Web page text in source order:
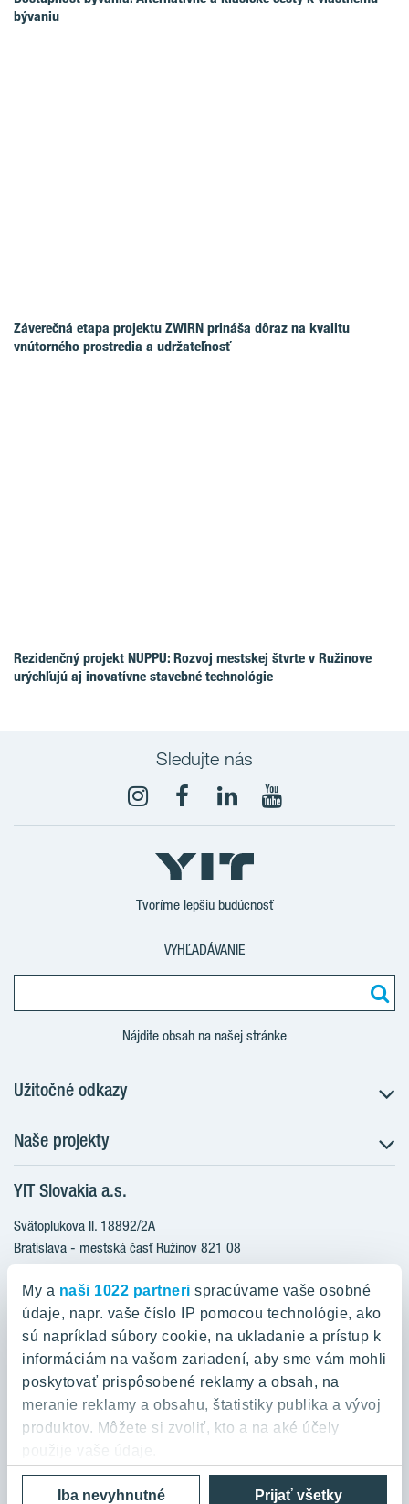
My a naši 1022 partneri spracúvame vaše osobné
údaje, napr. vaše číslo IP pomocou technológie, ako
sú napríklad súbory cookie, na ukladanie a prístup k
informáciám na vašom zariadení, aby sme vám mohli
poskytovať prispôsobené reklamy a obsah, na
meranie reklamy a obsahu, štatistiky publika a vývoj
produktov. Môžete si zvoliť, kto a na aké účely
Ak to povolíte, chceli by sme tiež: Prijať všetky
Iba nevyhnutné
bývaniu
Záverečná etapa projektu ZWIRN prináša dôraz na kvalitu
vnútorného prostredia a udržateľnosť
Rezidenčný projekt NUPPU: Rozvoj mestskej štvrte v Ružinove
urýchľujú aj inovatívne stavebné technológie
Sledujte nás
YouTube
Tvoríme lepšiu budúcnosť
VYHĽADÁVANIE
Nájdite obsah na našej stránke
Užitočné odkazy
O nás
Prečo bývať s nami
Udržateľnosť máme v DNA
Starostlivosť o zákazníkov
Financovanie
Služba Starý za nový
Služba zariadenia bytu
Novinky a médiá
Kariéra
Kontakt
Naše projekty
Družstevné bývanie
NUPPU
ZWIRN
MLYNÁRKA
ZWIRN OFFICE
Pradiareň 1900
YIT Slovakia a.s.
Svätoplukova II. 18892/2A
Bratislava - mestská časť Ružinov 821 08
Slovakia
0800 800 474
info@yit.sk
Pre volania zo zahraničia:
+421 903 999 333
Ochrana osobných údajov a podmienky používania